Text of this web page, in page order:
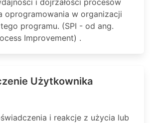
i dojrzałości procesów
oprogramowania w organizacji
programu. (SPI - od ang.
Improvement) .
Użytkownika
i reakcje z użycia lub